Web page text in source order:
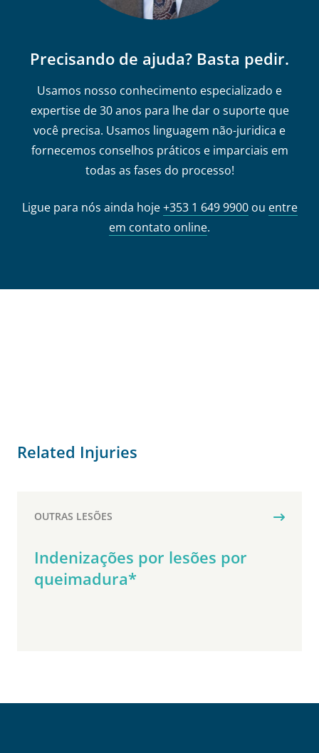
Precisando de ajuda? Basta pedir.
Usamos nosso conhecimento especializado e
expertise de 30 anos para lhe dar o suporte que
você precisa. Usamos linguagem não-juridica e
fornecemos conselhos práticos e imparciais em
todas as fases do processo!
Ligue para nós ainda hoje+353 1 649 9900ou entre
em contato online.
Related Injuries
OUTRAS LESÕES
Indenizações por lesões por
queimadura*